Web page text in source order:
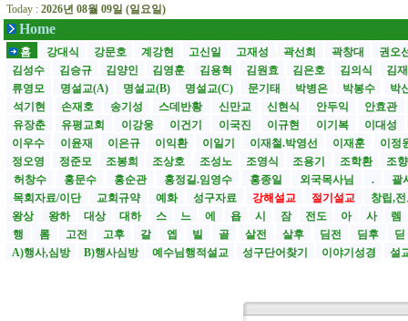
Today : 2026년 08월 09일 (일요일)
Home
홈 강대식 강문호 계강현 고신일 고재성 곽선희 곽창대
권오
김성수
김승규 김양인 김영훈 김용혁 김원효 김은호 김의식
김
류영모
명설교(A) 명설교(B) 명설교(C) 문기태 박병은 박봉수
박
석기현
손재호 송기성 스데반황 신만교 신현식 안두익
안효관
유장춘
유평교회 이강웅 이건기 이국진 이규현 이기복
이대성
이우수
이윤재 이은규 이익환 이일기 이재철.박영선 이재훈
이정
정오영
정준모 조봉희 조상호 조성노 조영식 조용기 조학환
조
허창수
홍문수 홍순관 홍정길.임영수 홍종일 외국목사님 .
괄
목회자료/이단
교회규약 예화 성구자료 강해설교 절기설교
창립,
왕상
왕하 대상 대하 스 느 에 욥 시 잠 전도 아 사
렘
행
롬 고전 고후 갈 엡 빌 골 살전 살후 딤전 딤후
딛
A)행사,심방
B)행사심방 예수님행적설교 성구단어찾기 이야기성경 설